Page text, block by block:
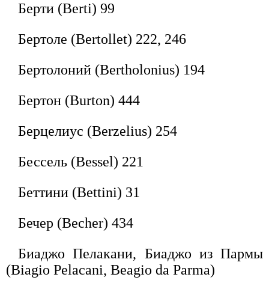
Берти (Berti) 99
Бертоле (Bertollet) 222, 246
Бертолоний (Bertholonius) 194
Бертон (Burton) 444
Берцелиус (Berzelius) 254
Бессель (Bessel) 221
Беттини (Bettini) 31
Бечер (Becher) 434
Биаджо Пелакани, Биаджо из Пармы
(Biagio Pelacani, Beagio da Parma)